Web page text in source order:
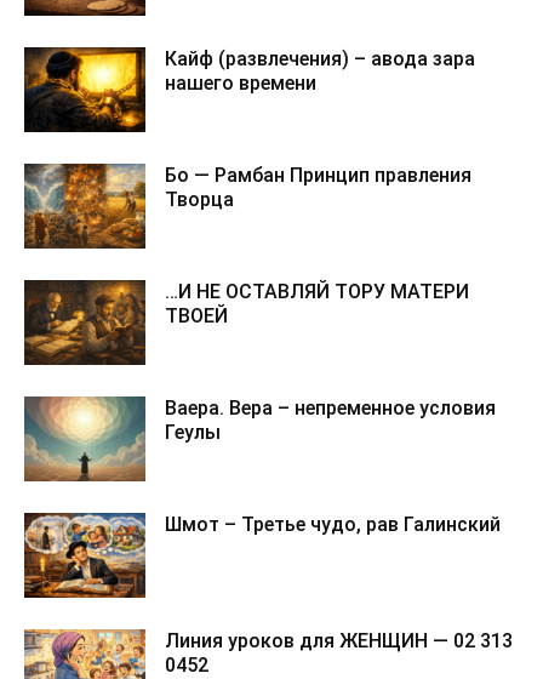
Кайф (развлечения) – авода зара
нашего времени
Бо — Рамбан Принцип правления
Творца
…И НЕ ОСТАВЛЯЙ ТОРУ МАТЕРИ
ТВОЕЙ
Ваера. Вера – непременное условия
Геулы
Шмот – Третье чудо, рав Галинский
Линия уроков для ЖЕНЩИН — 02 313
0452